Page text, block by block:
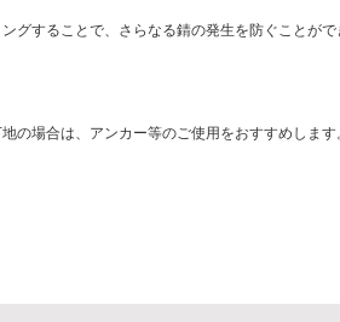
することで、さらなる錆の発生を防ぐことがで
の場合は、アンカー等のご使用をおすすめします